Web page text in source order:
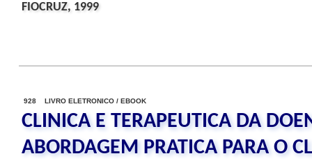
FIOCRUZ, 1999
928 LIVRO ELETRONICO / EBOOK
CLINICA E TERAPEUTICA DA
ABORDAGEM PRATICA PARA O